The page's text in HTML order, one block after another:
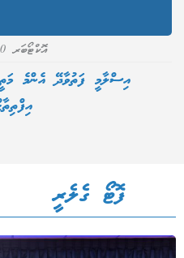
އޮކްޓޯބަރ 30, 2024
އިސްލާމީ ފަތުވާދޭ އެންމެ
ފޮޓޯ ގެލެރީ